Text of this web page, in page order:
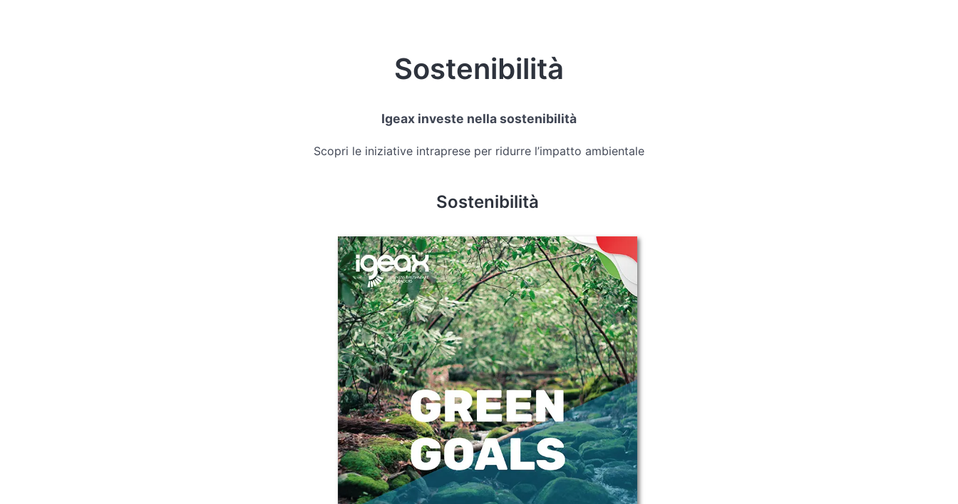
Sostenibilità
Igeax investe nella sostenibilità
Scopri le iniziative intraprese per ridurre l’impatto ambientale
Sostenibilità